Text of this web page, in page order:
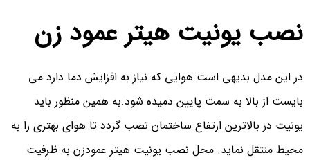
نصب یونیت هیتر عمود زن
در این مدل بدیهی است هوایی که نیاز به افزایش دما دارد می
بایست از بالا به سمت پایین دمیده شود.به همین منظور باید
یونیت در بالاترین ارتفاع ساختمان نصب گردد تا هوای بهتری را به
محیط منتقل نماید. محل نصب یونیت هیتر عمودزن به ظرفیت